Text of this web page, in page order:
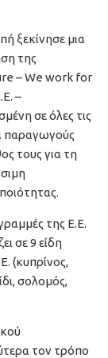
ξεκίνησε μια
της
– We work for
–
σε όλες τις
παραγωγούς
τους για τη
της Ε.Ε.
σε 9 είδη
(κυπρίνος,
σολομός,
τον τρόπο